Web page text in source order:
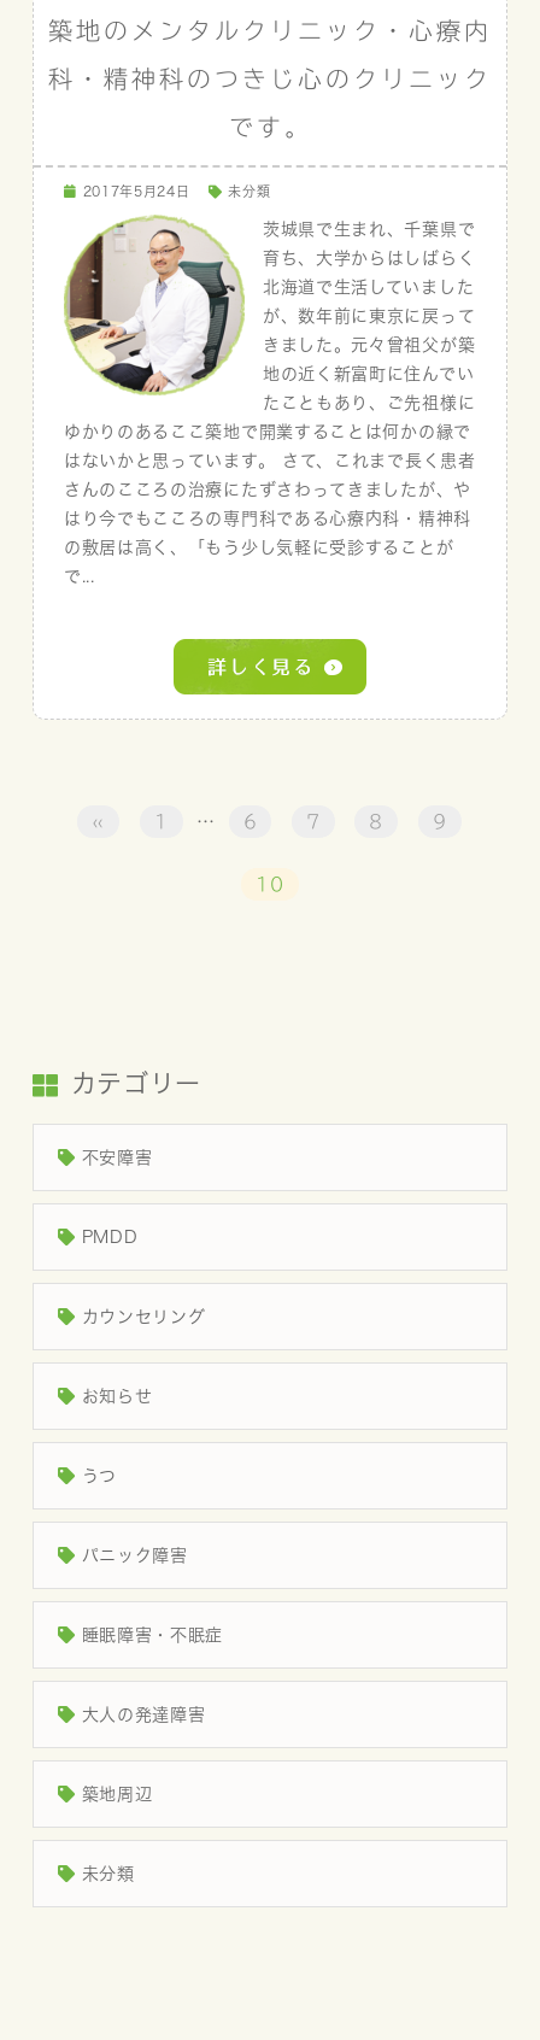
築地のメンタルクリニック・心療内
科・精神科のつきじ心のクリニック
です。
2017年5月24日 未分類
茨城県で生まれ、千葉県で
育ち、大学からはしばらく
北海道で生活していました
が、数年前に東京に戻って
きました。元々曾祖父が築
地の近く新富町に住んでい
たこともあり、ご先祖様に
ゆかりのあるここ築地で開業することは何かの縁で
はないかと思っています。 さて、これまで長く患者
さんのこころの治療にたずさわってきましたが、や
はり今でもこころの専門科である心療内科・精神科
の敷居は高く、「もう少し気軽に受診することが
で...
« 1 … 6 7 8 9
10
カテゴリー
不安障害
PMDD
カウンセリング
お知らせ
うつ
パニック障害
睡眠障害・不眠症
大人の発達障害
築地周辺
未分類